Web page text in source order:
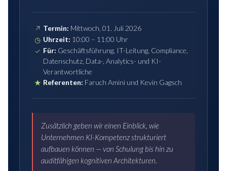
↗ Termin: Mittwoch, 01. Juli 2026
◷ Uhrzeit: 10:00 – 11:00 Uhr
✓ Für: Geschäftsführung, IT-Leitung, Compliance,
Datenschutz, Data-, Analytics- und KI-
Verantwortliche
★ Referenten: Faruch Amini und Kevin Gagsch
Zusätzlich geben wir einen Einblick, wie
Unternehmen KI-Kompetenz strukturiert
aufbauen können — von Schulung bis hin zu
auditfähigen kognitiven Architekturen.